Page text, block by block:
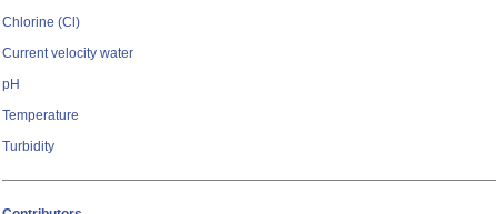
Chlorine (Cl)
Current velocity water
pH
Temperature
Turbidity